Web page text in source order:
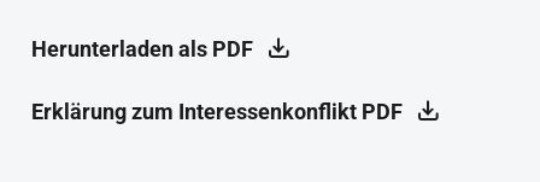
Herunterladen als PDF
Erklärung zum Interessenkonflikt PDF